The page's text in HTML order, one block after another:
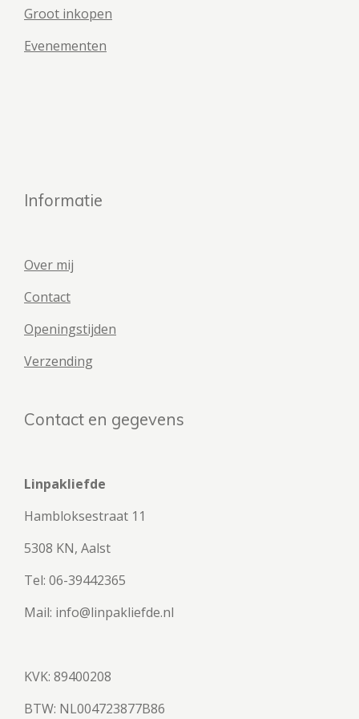
Groot inkopen
Evenementen
Informatie
Over mij
Contact
Openingstijden
Verzending
Contact en gegevens
Linpakliefde
Hambloksestraat 11
5308 KN, Aalst
Tel: 06-39442365
Mail: info@linpakliefde.nl
KVK: 89400208
BTW: NL004723877B86